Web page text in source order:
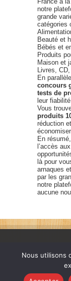
notre
grande
catégories
Beauté et
Bébés et
Produits
Maison et
Livres,
En
concours
tests de
leur
Vous
produits
réduction
En
l’accès
là pour
arnaques
par les
notre
aucune
France
Nous utilisons